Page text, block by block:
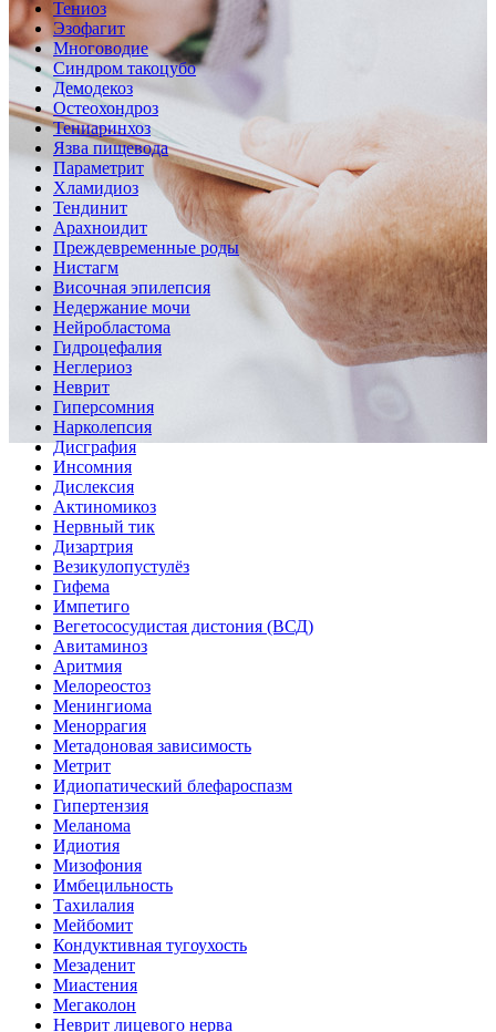
Тениоз
Эзофагит
Многоводие
Синдром такоцубо
Демодекоз
Остеохондроз
Тениаринхоз
Язва пищевода
Параметрит
Хламидиоз
Тендинит
Арахноидит
Преждевременные роды
Нистагм
Височная эпилепсия
Недержание мочи
Нейробластома
Гидроцефалия
Неглериоз
Неврит
Гиперсомния
Нарколепсия
Дисграфия
Инсомния
Дислексия
Актиномикоз
Нервный тик
Дизартрия
Везикулопустулёз
Гифема
Импетиго
Вегетососудистая дистония (ВСД)
Авитаминоз
Аритмия
Мелореостоз
Менингиома
Меноррагия
Метадоновая зависимость
Метрит
Идиопатический блефароспазм
Гипертензия
Меланома
Идиотия
Мизофония
Имбецильность
Тахилалия
Мейбомит
Кондуктивная тугоухость
Мезаденит
Миастения
Мегаколон
Неврит лицевого нерва